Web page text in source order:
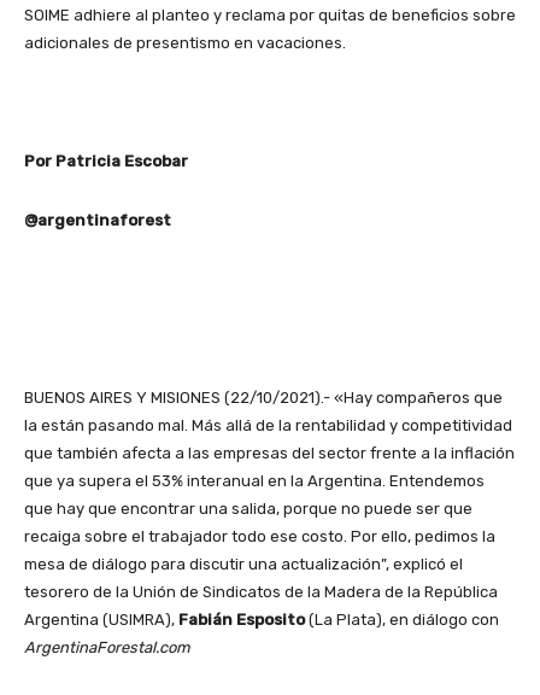
SOIME adhiere al planteo y reclama por quitas de beneficios sobre
adicionales de presentismo en vacaciones.
Por Patricia Escobar
@argentinaforest
BUENOS AIRES Y MISIONES (22/10/2021).- «Hay compañeros que
la están pasando mal. Más allá de la rentabilidad y competitividad
que también afecta a las empresas del sector frente a la inflación
que ya supera el 53% interanual en la Argentina. Entendemos
que hay que encontrar una salida, porque no puede ser que
recaiga sobre el trabajador todo ese costo. Por ello, pedimos la
mesa de diálogo para discutir una actualización”, explicó el
tesorero de la Unión de Sindicatos de la Madera de la República
Argentina (USIMRA), Fabián Esposito(La Plata), en diálogo con
ArgentinaForestal.com